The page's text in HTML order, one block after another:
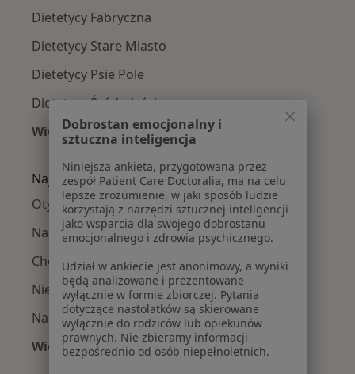
Dietetycy Fabryczna
Dietetycy Stare Miasto
Dietetycy Psie Pole
Dietetycy Śródmieście
Więcej (2)
Więcej w kategorii: Dietetycy w pobliżu
Najczęście leczone choroby
Otyłość w Wrocławiu
Nadwaga w Wrocławiu
Choroba Hashimoto w Wrocławiu
Niedoczynność tarczycy w Wrocławiu
Nadciśnienie tętnicze w Wrocławiu
Więcej (15)
Więcej w kategorii: Najczęście leczone
Dobrostan emocjonalny i
sztuczna inteligencja
Niniejsza ankieta, przygotowana przez
zespół Patient Care Doctoralia, ma na celu
lepsze zrozumienie, w jaki sposób ludzie
korzystają z narzędzi sztucznej inteligencji
jako wsparcia dla swojego dobrostanu
emocjonalnego i zdrowia psychicznego.
Udział w ankiecie jest anonimowy, a wyniki
będą analizowane i prezentowane
wyłącznie w formie zbiorczej. Pytania
dotyczące nastolatków są skierowane
wyłącznie do rodziców lub opiekunów
prawnych. Nie zbieramy informacji
bezpośrednio od osób niepełnoletnich.